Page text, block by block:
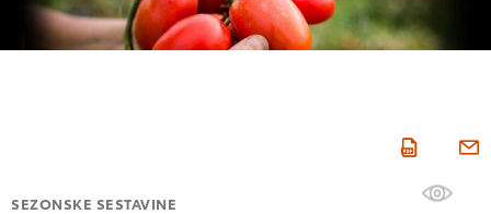
SEZONSKE SESTAVINE